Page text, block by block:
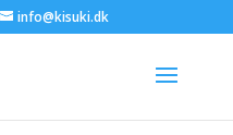
info@kisuki.dk